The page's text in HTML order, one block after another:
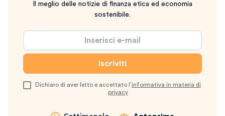
Il meglio delle notizie di finanza etica ed economia
sostenibile.
Dichiaro di aver letto e accettato l’informativa in materia di
privacy